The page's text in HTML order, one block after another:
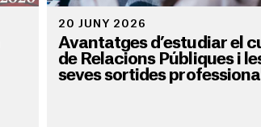
20 JUNY 2026
Avantatges d’estudiar el
de Relacions Públiques i
seves sortides